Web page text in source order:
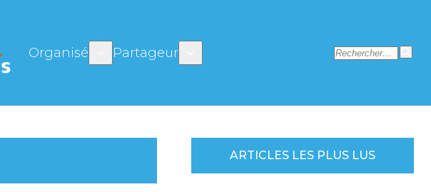
Organisé Partageur
ARTICLES LES PLUS LUS